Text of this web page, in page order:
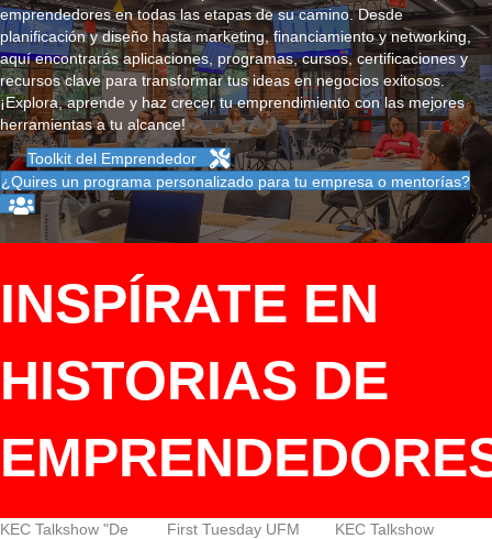
emprendedores en todas las etapas de su camino. Desde
planificación y diseño hasta marketing, financiamiento y networking,
aquí encontrarás aplicaciones, programas, cursos, certificaciones y
recursos clave para transformar tus ideas en negocios exitosos.
¡Explora, aprende y haz crecer tu emprendimiento con las mejores
herramientas a tu alcance!
Toolkit del Emprendedor
¿Quires un programa personalizado para tu empresa o mentorías?
INSPÍRATE EN
HISTORIAS DE
KEC Talkshow "De
First Tuesday UFM
KEC Talkshow